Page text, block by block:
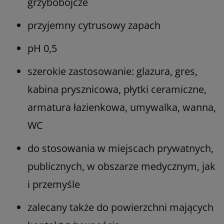
przyjemny cytrusowy zapach
pH 0,5
szerokie zastosowanie: glazura, gres,
kabina prysznicowa, płytki ceramiczne,
armatura łazienkowa, umywalka, wanna,
WC
do stosowania w miejscach prywatnych,
publicznych, w obszarze medycznym, jak
i przemyśle
zalecany także do powierzchni mających